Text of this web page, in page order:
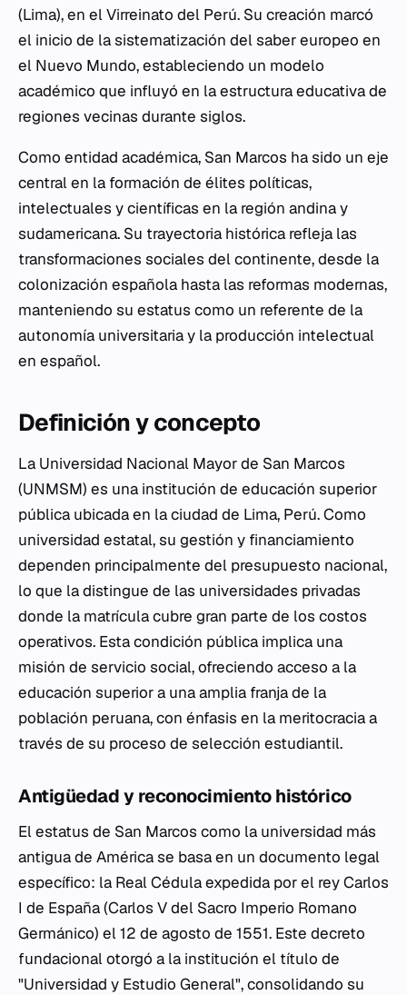
(Lima), en el Virreinato del Perú. Su creación marcó
el inicio de la sistematización del saber europeo en
el Nuevo Mundo, estableciendo un modelo
académico que influyó en la estructura educativa de
regiones vecinas durante siglos.
Como entidad académica, San Marcos ha sido un eje
central en la formación de élites políticas,
intelectuales y científicas en la región andina y
sudamericana. Su trayectoria histórica refleja las
transformaciones sociales del continente, desde la
colonización española hasta las reformas modernas,
manteniendo su estatus como un referente de la
autonomía universitaria y la producción intelectual
en español.
Definición y concepto
La Universidad Nacional Mayor de San Marcos
(UNMSM) es una institución de educación superior
pública ubicada en la ciudad de Lima, Perú. Como
universidad estatal, su gestión y financiamiento
dependen principalmente del presupuesto nacional,
lo que la distingue de las universidades privadas
donde la matrícula cubre gran parte de los costos
operativos. Esta condición pública implica una
misión de servicio social, ofreciendo acceso a la
educación superior a una amplia franja de la
población peruana, con énfasis en la meritocracia a
través de su proceso de selección estudiantil.
Antigüedad y reconocimiento histórico
El estatus de San Marcos como la universidad más
antigua de América se basa en un documento legal
específico: la Real Cédula expedida por el rey Carlos
I de España (Carlos V del Sacro Imperio Romano
Germánico) el 12 de agosto de 1551. Este decreto
fundacional otorgó a la institución el título de
"Universidad y Estudio General", consolidando su